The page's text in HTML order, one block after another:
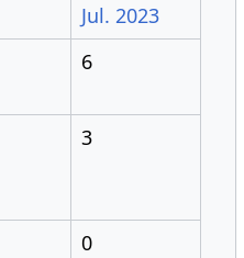
Jul. 2023
6
3
0